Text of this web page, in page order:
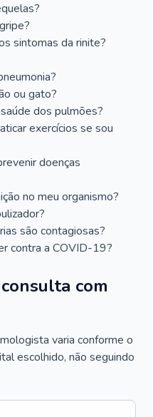
sintomas da rinite?
ou gato?
dos pulmões?
exercícios se sou
doenças
no meu organismo?
são contagiosas?
contra a COVID-19?
com
varia conforme o
escolhido, não seguindo